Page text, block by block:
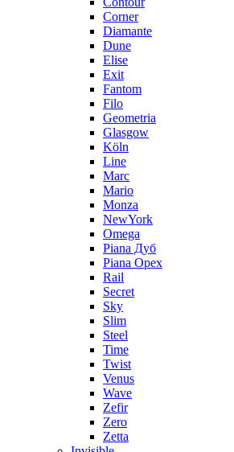
Corner
Diamante
Dune
Elise
Exit
Fantom
Filo
Geometria
Glasgow
Köln
Line
Marc
Mario
Monza
NewYork
Omega
Piana Дуб
Piana Орех
Rail
Secret
Sky
Slim
Steel
Time
Twist
Venus
Wave
Zefir
Zero
Zetta